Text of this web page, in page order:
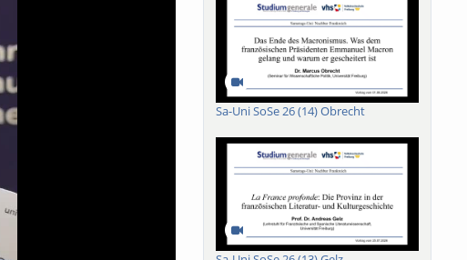
Sa-Uni SoSe 26 (14) Obrecht